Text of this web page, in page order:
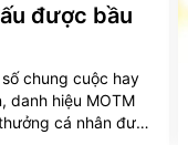
được bầu
chung cuộc hay
danh hiệu MOTM
cá nhân được